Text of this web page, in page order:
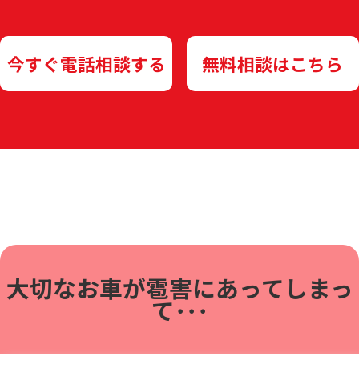
今すぐ電話相談する 無料相談はこちら
大切なお車が雹害にあってしまっ
て･･･